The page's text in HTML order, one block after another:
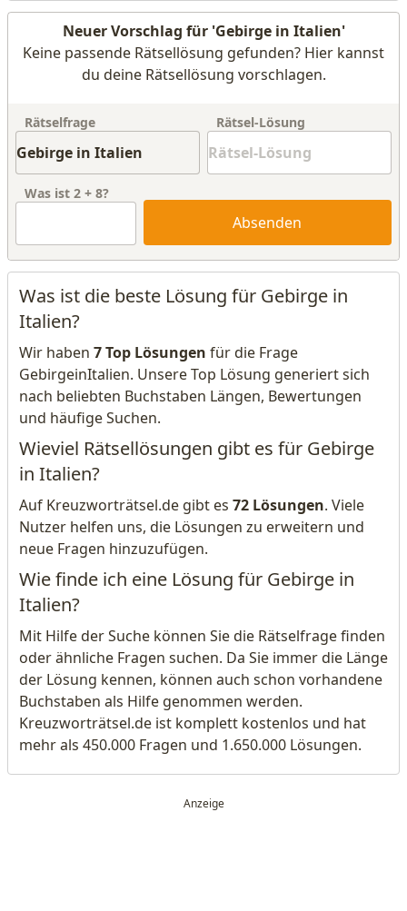
Neuer Vorschlag für 'Gebirge in Italien'
Keine passende Rätsellösung gefunden? Hier kannst
du deine Rätsellösung vorschlagen.
Rätselfrage Rätsel-Lösung
Was ist 2 + 8?
Absenden
Was ist die beste Lösung für Gebirge in
Italien?
Wir haben 7 Top Lösungen für die Frage
GebirgeinItalien. Unsere Top Lösung generiert sich
nach beliebten Buchstaben Längen, Bewertungen
und häufige Suchen.
Wieviel Rätsellösungen gibt es für Gebirge
in Italien?
Auf Kreuzworträtsel.de gibt es 72 Lösungen. Viele
Nutzer helfen uns, die Lösungen zu erweitern und
neue Fragen hinzuzufügen.
Wie finde ich eine Lösung für Gebirge in
Italien?
Mit Hilfe der Suche können Sie die Rätselfrage finden
oder ähnliche Fragen suchen. Da Sie immer die Länge
der Lösung kennen, können auch schon vorhandene
Buchstaben als Hilfe genommen werden.
Kreuzworträtsel.de ist komplett kostenlos und hat
mehr als 450.000 Fragen und 1.650.000 Lösungen.